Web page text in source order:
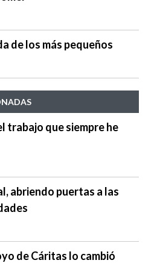
de los más pequeños
trabajo que siempre he
abriendo puertas a las
de Cáritas lo cambió